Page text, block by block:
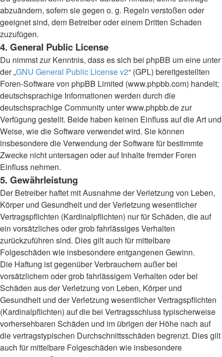
abzuändern, sofern sie gegen o. g. Regeln verstoßen oder
geeignet sind, dem Betreiber oder einem Dritten Schaden
zuzufügen.
4. General Public License
Du nimmst zur Kenntnis, dass es sich bei phpBB um eine unter
der „GNU General Public License v2“ (GPL) bereitgestellten
Foren-Software von phpBB Limited (www.phpbb.com) handelt;
deutschsprachige Informationen werden durch die
deutschsprachige Community unter www.phpbb.de zur
Verfügung gestellt. Beide haben keinen Einfluss auf die Art und
Weise, wie die Software verwendet wird. Sie können
insbesondere die Verwendung der Software für bestimmte
Zwecke nicht untersagen oder auf Inhalte fremder Foren
Einfluss nehmen.
5. Gewährleistung
Der Betreiber haftet mit Ausnahme der Verletzung von Leben,
Körper und Gesundheit und der Verletzung wesentlicher
Vertragspflichten (Kardinalpflichten) nur für Schäden, die auf
ein vorsätzliches oder grob fahrlässiges Verhalten
zurückzuführen sind. Dies gilt auch für mittelbare
Folgeschäden wie insbesondere entgangenen Gewinn.
Die Haftung ist gegenüber Verbrauchern außer bei
vorsätzlichem oder grob fahrlässigem Verhalten oder bei
Schäden aus der Verletzung von Leben, Körper und
Gesundheit und der Verletzung wesentlicher Vertragspflichten
(Kardinalpflichten) auf die bei Vertragsschluss typischerweise
vorhersehbaren Schäden und im übrigen der Höhe nach auf
die vertragstypischen Durchschnittsschäden begrenzt. Dies gilt
auch für mittelbare Folgeschäden wie insbesondere